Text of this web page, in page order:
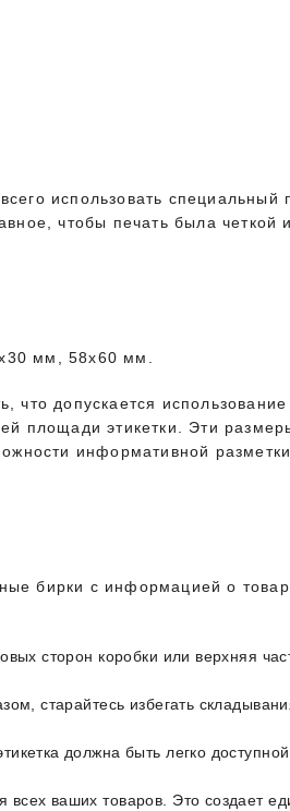
использовать специальный
чтобы печать была четкой
мм, 58x60 мм.
что допускается использование
площади этикетки. Эти
информативной
бирки с информацией о
сторон коробки или верхняя
старайтесь избегать
должна быть легко
ваших товаров. Это создает